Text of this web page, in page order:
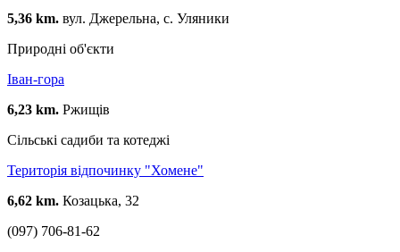
5,36 km. вул. Джерельна, с. Уляники
Природні об'єкти
Іван-гора
6,23 km. Ржищів
Сільські садиби та котеджі
Територія відпочинку "Хомене"
6,62 km. Козацька, 32
(097) 706-81-62